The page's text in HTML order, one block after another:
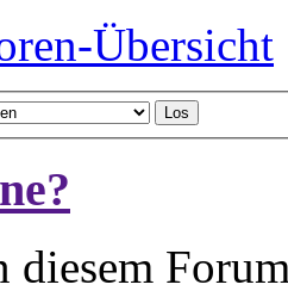
Übersicht